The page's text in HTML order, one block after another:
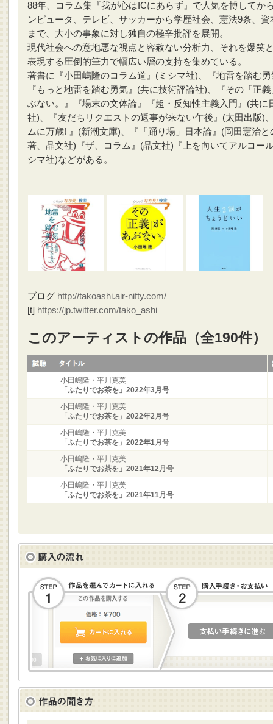
88年、コラム集『我が心はICにあらず』で人気を博してか
ンピュータ、テレビ、サッカーから学歴社会、憲法9条、資
まで、大小の事象に対し独自の極辛批評を展開。
現代社会への意地悪な視点と容赦ない分析力、それを爆笑
表現する圧倒的筆力で幅広い層の支持を集めている。
著書に『小田嶋隆のコラム道』(ミシマ社)、『地雷を踏む勇
『もっと地雷を踏む勇気』(共に技術評論社)、『その「正
ぶない。』『場末の文体論』『超・反知性主義入門』(共に
社)、『友だちリクエストの返事が来ない午後』(太田出版)
ムに万歳! 』(新潮文庫)、『「踊り場」日本論』(岡田憲治と
著、晶文社)『ザ、コラム』(晶文社)『上を向いてアルコー
シマ社)などがある。
ブログ http://takoashi.air-nifty.com/
[t] https://jp.twitter.com/tako_ashi
このアーティストの作品（全190件）
小田嶋隆・平川克美
「ふたりでお茶を」2022年3月号
小田嶋隆・平川克美
「ふたりでお茶を」2022年2月号
小田嶋隆・平川克美
「ふたりでお茶を」2022年1月号
小田嶋隆・平川克美
「ふたりでお茶を」2021年12月号
小田嶋隆・平川克美
「ふたりでお茶を」2021年11月号